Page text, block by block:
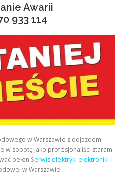
Awarii
933 114
w Warszawie z dojazdem
w sobotę jako profesjonaliści staram
pełen Serwis elektryki elektroniki i
w Warszawie.